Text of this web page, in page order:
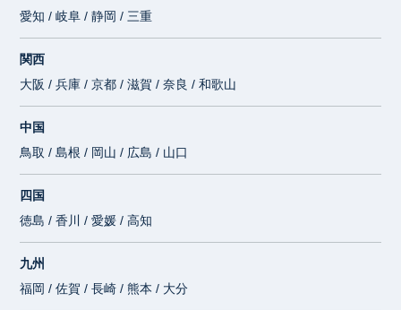
愛知 / 岐阜 / 静岡 / 三重
関西
大阪 / 兵庫 / 京都 / 滋賀 / 奈良 / 和歌山
中国
鳥取 / 島根 / 岡山 / 広島 / 山口
四国
徳島 / 香川 / 愛媛 / 高知
九州
福岡 / 佐賀 / 長崎 / 熊本 / 大分